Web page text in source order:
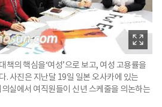
책의 핵심을‘여성’으로 보고, 여성 고용률을
. 사진은 지난달 19일 일본 오사카에 있는
의실에서 여직원들이 신년 스케줄을 의논하는